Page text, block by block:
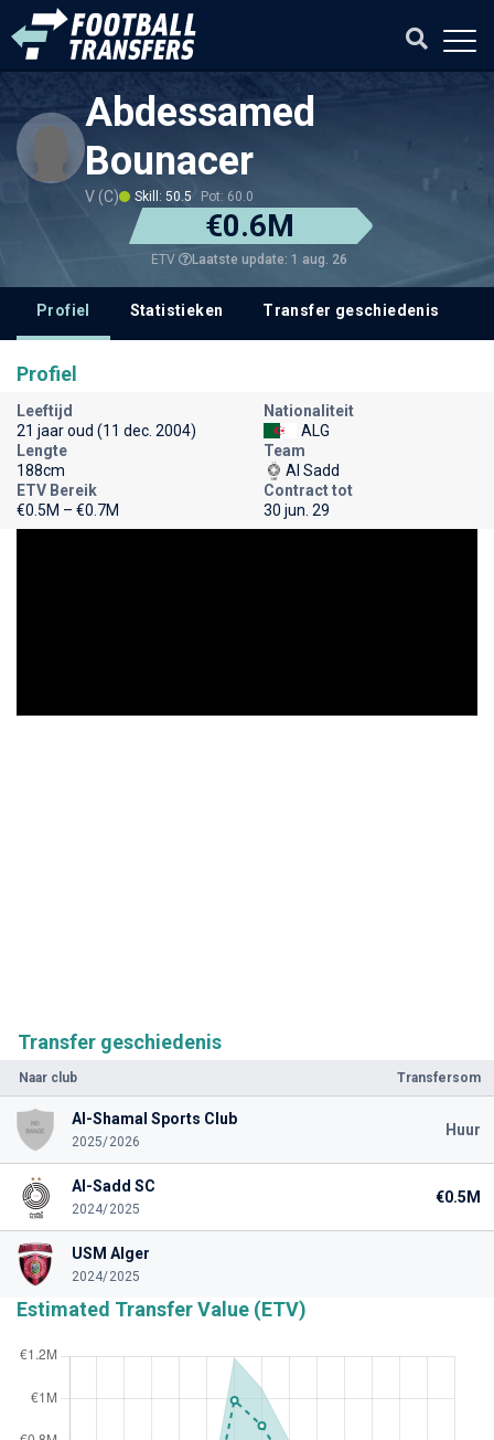
Abdessamed
Bounacer
V (C) Skill: 50.5 Pot: 60.0
€0.6M
ETV Laatste update: 1 aug. 26
Profiel Statistieken Transfer geschiedenis
Transfer geschiedenis
Naar club Transfersom
Al-Shamal Sports Club
2025/2026
Huur
Al-Sadd SC
2024/2025
€0.5M
USM Alger
2024/2025
Estimated Transfer Value (ETV)
Profiel
Leeftijd
21 jaar oud (11 dec. 2004)
Nationaliteit
ALG
Lengte
188cm
Team
Al Sadd
ETV Bereik
€0.5M – €0.7M
Contract tot
30 jun. 29